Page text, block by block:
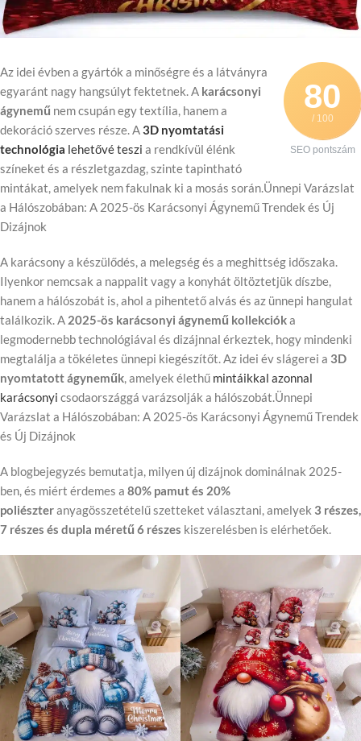
80
/ 100
SEO pontszám
Az idei évben a gyártók a minőségre és a látványra
egyaránt nagy hangsúlyt fektetnek. A karácsonyi
ágynemű nem csupán egy textília, hanem a
dekoráció szerves része. A3D nyomtatási
technológia lehetővé teszi a rendkívül élénk
színeket és a részletgazdag, szinte tapintható
mintákat, amelyek nem fakulnak ki a mosás során.Ünnepi Varázslat
a Hálószobában: A 2025-ös Karácsonyi Ágynemű Trendek és Új
Dizájnok
A karácsony a készülődés, a melegség és a meghittség időszaka.
Ilyenkor nemcsak a nappalit vagy a konyhát öltöztetjük díszbe,
hanem a hálószobát is, ahol a pihentető alvás és az ünnepi hangulat
találkozik. A 2025-ös karácsonyi ágynemű kollekcióka
legmodernebb technológiával és dizájnnal érkeztek, hogy mindenki
megtalálja a tökéletes ünnepi kiegészítőt. Az idei év slágerei a 3D
nyomtatott ágyneműk, amelyek élethű mintáikkal azonnal
karácsonyi csodaországgá varázsolják a hálószobát.Ünnepi
Varázslat a Hálószobában: A 2025-ös Karácsonyi Ágynemű Trendek
és Új Dizájnok
A blogbejegyzés bemutatja, milyen új dizájnok dominálnak 2025-
ben, és miért érdemes a 80% pamut és 20%
poliészteranyagösszetételű szetteket választani, amelyek 3 részes,
7 részes és dupla méretű 6 részes kiszerelésben is elérhetőek.